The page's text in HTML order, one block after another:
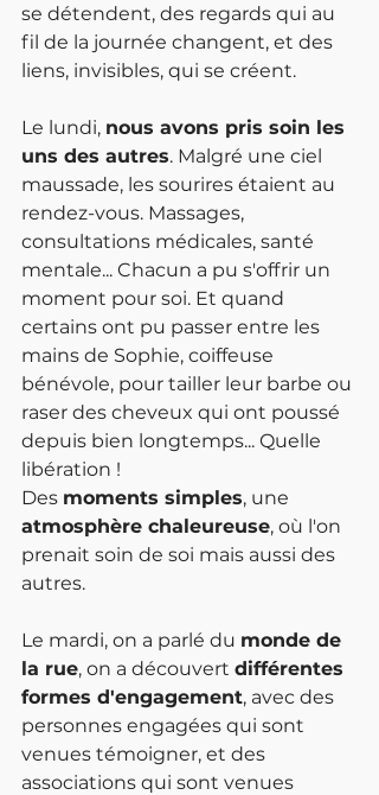
se détendent, des regards qui au
fil de la journée changent, et des
liens, invisibles, qui se créent.
Le lundi, nous avons pris soin les
uns des autres. Malgré une ciel
maussade, les sourires étaient au
rendez-vous. Massages,
consultations médicales, santé
mentale... Chacun a pu s'offrir un
moment pour soi. Et quand
certains ont pu passer entre les
mains de Sophie, coiffeuse
bénévole, pour tailler leur barbe ou
raser des cheveux qui ont poussé
depuis bien longtemps... Quelle
libération !
Des moments simples, une
atmosphère chaleureuse, où l'on
prenait soin de soi mais aussi des
autres.
Le mardi, on a parlé du monde de
la rue, on a découvert différentes
formes d'engagement, avec des
personnes engagées qui sont
venues témoigner, et des
associations qui sont venues